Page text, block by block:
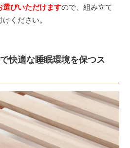
選びいただけますので、組み立て
ください。
快適な睡眠環境を保つス